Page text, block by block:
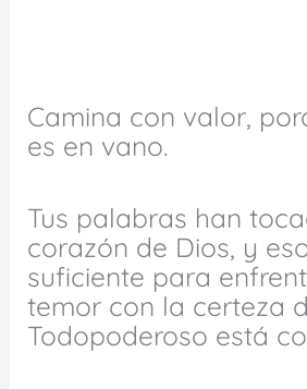
Camina con valor,
es en vano.
Tus palabras han
corazón de Dios, y
suficiente para
temor con la certeza
Todopoderoso está